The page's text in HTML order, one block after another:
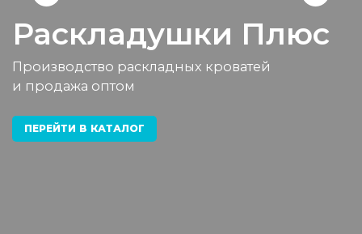
Раскладушки Плюс
Производство раскладных кроватей
и продажа оптом
ПЕРЕЙТИ В КАТАЛОГ